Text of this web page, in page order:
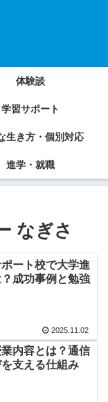
体験談
学習サポート
生き方・個別対応
進学・就職
なぎさ
ート校で大学進
成功事例と勉強
2025.11.02
内容とは？通信
支える仕組み